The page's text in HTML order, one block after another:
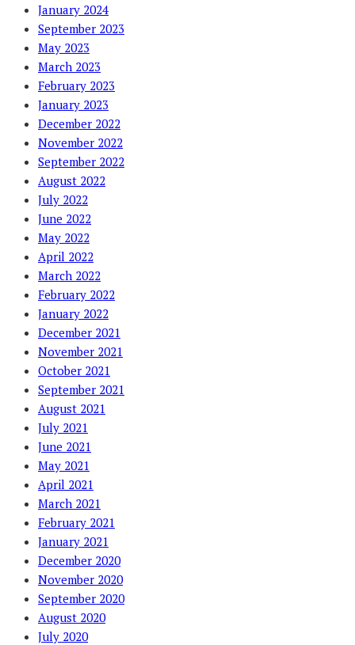
January 2024
September 2023
May 2023
March 2023
February 2023
January 2023
December 2022
November 2022
September 2022
August 2022
July 2022
June 2022
May 2022
April 2022
March 2022
February 2022
January 2022
December 2021
November 2021
October 2021
September 2021
August 2021
July 2021
June 2021
May 2021
April 2021
March 2021
February 2021
January 2021
December 2020
November 2020
September 2020
August 2020
July 2020